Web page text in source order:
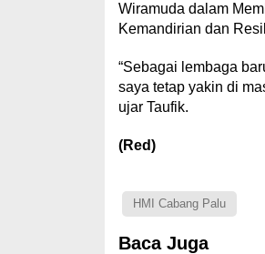
Wiramuda dalam
Kemandirian dan
“Sebagai lembaga
saya tetap yakin di
ujar Taufik.
(Red)
HMI Cabang Palu
Baca Juga